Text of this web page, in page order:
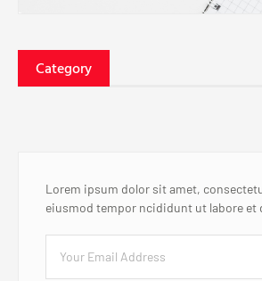
Category
Lorem ipsum dolor sit amet,
eiusmod tempor ncididunt ut labore et